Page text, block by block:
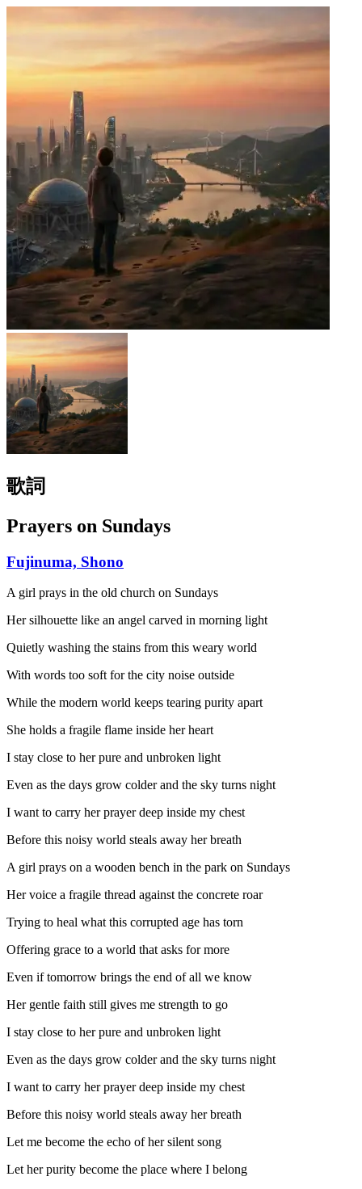
歌詞
Prayers on Sundays
Fujinuma, Shono
A girl prays in the old church on Sundays
Her silhouette like an angel carved in morning light
Quietly washing the stains from this weary world
With words too soft for the city noise outside
While the modern world keeps tearing purity apart
She holds a fragile flame inside her heart
I stay close to her pure and unbroken light
Even as the days grow colder and the sky turns night
I want to carry her prayer deep inside my chest
Before this noisy world steals away her breath
A girl prays on a wooden bench in the park on Sundays
Her voice a fragile thread against the concrete roar
Trying to heal what this corrupted age has torn
Offering grace to a world that asks for more
Even if tomorrow brings the end of all we know
Her gentle faith still gives me strength to go
I stay close to her pure and unbroken light
Even as the days grow colder and the sky turns night
I want to carry her prayer deep inside my chest
Before this noisy world steals away her breath
Let me become the echo of her silent song
Let her purity become the place where I belong